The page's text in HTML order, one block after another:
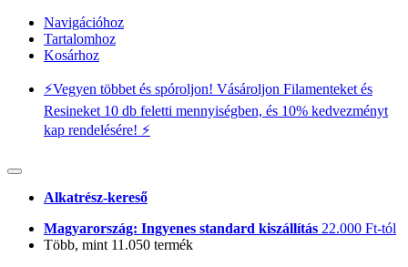
Navigációhoz
Tartalomhoz
Kosárhoz
⚡️Vegyen többet és spóroljon! Vásároljon Filamenteket és
Resineket 10 db feletti mennyiségben, és 10% kedvezményt
kap rendelésére! ⚡️
Alkatrész-kereső
Magyarország: Ingyenes standard kiszállítás 22.000 Ft-tól
Több, mint 11.050 termék